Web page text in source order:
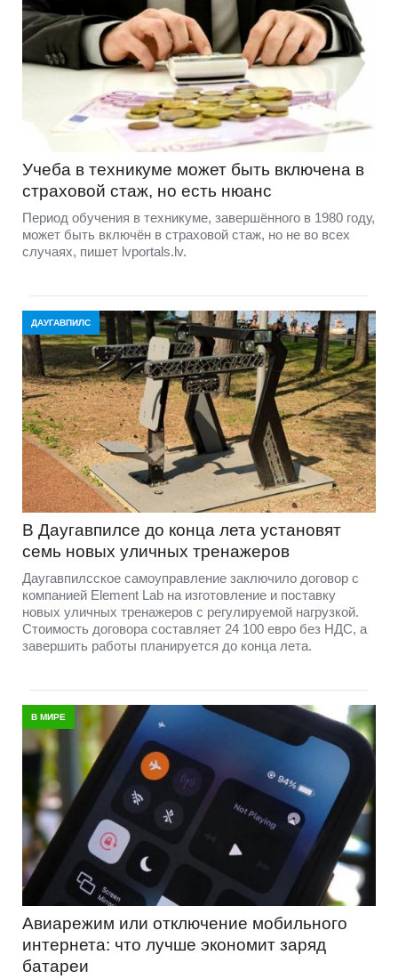
Учеба в техникуме может быть включена в
страховой стаж, но есть нюанс
Период обучения в техникуме, завершённого в 1980 году,
может быть включён в страховой стаж, но не во всех
случаях, пишет lvportals.lv.
ДАУГАВПИЛС
В Даугавпилсе до конца лета установят
семь новых уличных тренажеров
Даугавпилсское самоуправление заключило договор с
компанией Element Lab на изготовление и поставку
новых уличных тренажеров с регулируемой нагрузкой.
Стоимость договора составляет 24 100 евро без НДС, а
завершить работы планируется до конца лета.
В МИРЕ
Авиарежим или отключение мобильного
интернета: что лучше экономит заряд
батареи